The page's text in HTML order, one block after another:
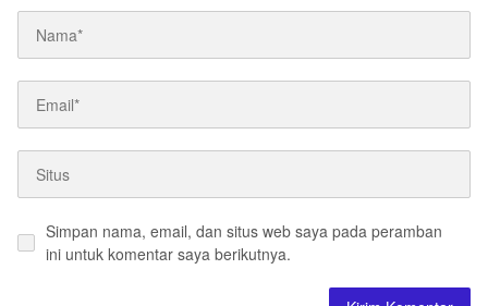
Simpan nama, email, dan situs web saya pada peramban
ini untuk komentar saya berikutnya.